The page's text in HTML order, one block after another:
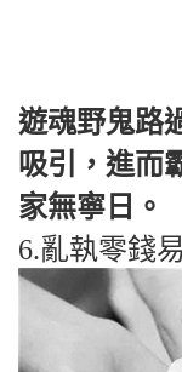
遊魂野鬼路
吸引，進而
家無寧日。
6.亂執零錢